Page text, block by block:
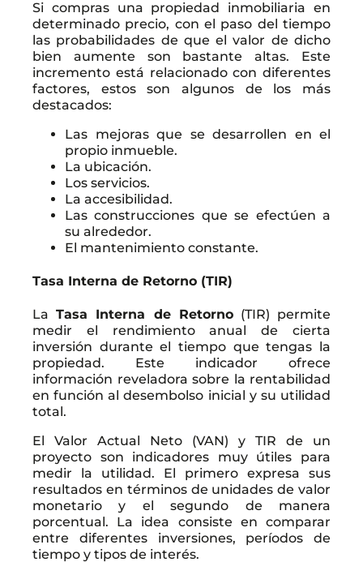
Si compras una propiedad inmobiliaria en
determinado precio, con el paso del tiempo
las probabilidades de que el valor de dicho
bien aumente son bastante altas. Este
incremento está relacionado con diferentes
factores, estos son algunos de los más
destacados:
Las mejoras que se desarrollen en el
propio inmueble.
La ubicación.
Los servicios.
La accesibilidad.
Las construcciones que se efectúen a
su alrededor.
El mantenimiento constante.
Tasa Interna de Retorno (TIR)
LaTasa Interna de Retorno(TIR) permite
medir el rendimiento anual de cierta
inversión durante el tiempo que tengas la
propiedad. Este indicador ofrece
información reveladora sobre la rentabilidad
en función al desembolso inicial y su utilidad
total.
El Valor Actual Neto (VAN) y TIR de un
proyecto son indicadores muy útiles para
medir la utilidad. El primero expresa sus
resultados en términos de unidades de valor
monetario y el segundo de manera
porcentual. La idea consiste en comparar
entre diferentes inversiones, períodos de
tiempo y tipos de interés.